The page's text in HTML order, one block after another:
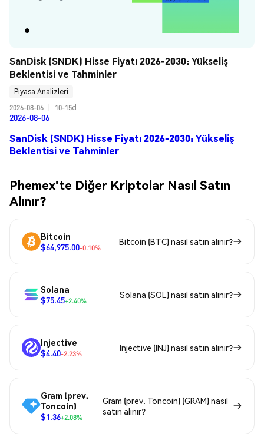
SanDisk (SNDK) Hisse Fiyatı 2026-2030: Yükseliş
Beklentisi ve Tahminler
Piyasa Analizleri
2026-08-06
10-15d
2026-08-06
SanDisk (SNDK) Hisse Fiyatı 2026-2030: Yükseliş
Beklentisi ve Tahminler
Phemex'te Diğer Kriptolar Nasıl Satın
Alınır?
Bitcoin
$64,975.00-0.10%
Bitcoin (BTC) nasıl satın alınır?
Solana
$75.45+2.40%
Solana (SOL) nasıl satın alınır?
Injective
$4.40-2.23%
Injective (INJ) nasıl satın alınır?
Gram (prev.
Toncoin)
$1.36+2.08%
Gram (prev. Toncoin) (GRAM) nasıl
satın alınır?